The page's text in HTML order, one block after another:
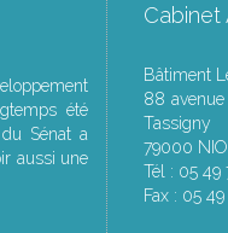
été
Sénat a
aussi une
Cabinet
Bâtiment
88
Tassigny
79000
Tél : 05 49
Fax : 05